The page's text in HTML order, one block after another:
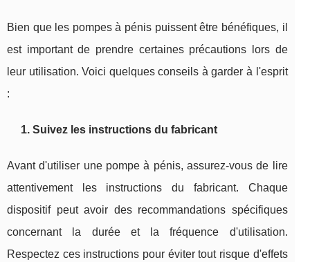
Bien que les pompes à pénis puissent être bénéfiques, il
est important de prendre certaines précautions lors de
leur utilisation. Voici quelques conseils à garder à l'esprit
:
1. Suivez les instructions du fabricant
Avant d'utiliser une pompe à pénis, assurez-vous de lire
attentivement les instructions du fabricant. Chaque
dispositif peut avoir des recommandations spécifiques
concernant la durée et la fréquence d'utilisation.
Respectez ces instructions pour éviter tout risque d'effets